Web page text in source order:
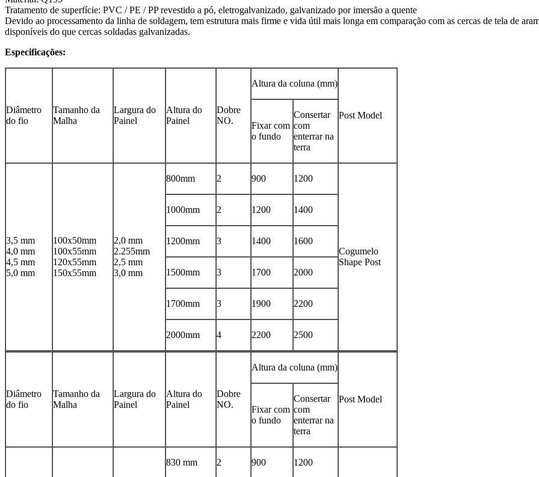
Tratamento de superfície: PVC / PE / PP revestido a pó, eletrogalvanizado, galvanizado por imersão a quente
Devido ao processamento da linha de soldagem, tem estrutura mais firme e vida útil mais longa em comparação com as cercas de tela de
disponíveis do que cercas soldadas galvanizadas.
Especificações:
Diâmetro
do fio
Tamanho da
Malha
Largura do
Painel
Altura do
Painel
Dobre
NO.
Altura da coluna (mm)
Post Model
Fixar com
o fundo
Consertar
com
enterrar na
terra
3,5 mm
4,0 mm
4,5 mm
5,0 mm
100x50mm
100x55mm
120x55mm
150x55mm
2,0 mm
2.255mm
2,5 mm
3,0 mm
800mm 2 900 1200
Cogumelo
Shape Post
1000mm 2 1200 1400
1200mm 3 1400 1600
1500mm 3 1700 2000
1700mm 3 1900 2200
2000mm 4 2200 2500
Diâmetro
do fio
Tamanho da
Malha
Largura do
Painel
Altura do
Painel
Dobre
NO.
Altura da coluna (mm)
Post Model
Fixar com
o fundo
Consertar
com
enterrar na
terra
830 mm 2 900 1200